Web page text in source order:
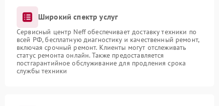
Широкий спектр услуг
Сервисный центр Neff обеспечивает доставку техники по
всей РФ, бесплатную диагностику и качественный ремонт,
включая срочный ремонт. Клиенты могут отслеживать
статус ремонта онлайн. Также предоставляется
постгарантийное обслуживание для продления срока
службы техники